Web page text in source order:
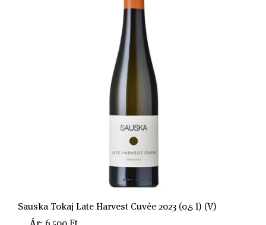
Sauska Tokaj Late Harvest Cuvée 2023 (0,5 l) (V)